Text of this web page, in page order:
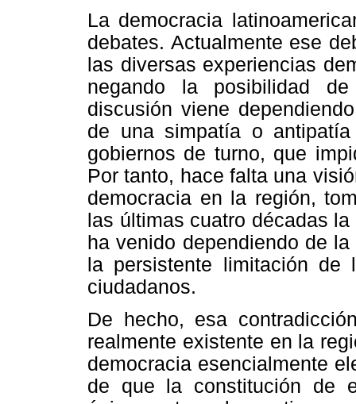
La democracia
debates. Actualmente ese
las diversas experiencias
negando la posibilidad
discusión viene
de una simpatía o
gobiernos de turno, que
Por tanto, hace falta una
democracia en la región,
las últimas cuatro décadas
ha venido dependiendo de
la persistente limitación
ciudadanos.
De hecho, esa
realmente existente en la
democracia esencialmente
de que la constitución de